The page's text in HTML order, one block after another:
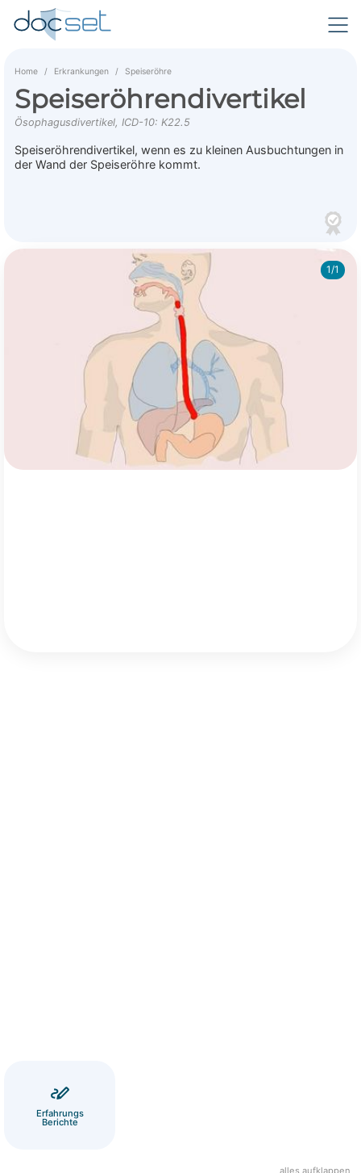
Home Erkrankungen Speiseröhre
Speiseröhrendivertikel
Ösophagusdivertikel, ICD-10: K22.5
Speiseröhrendivertikel, wenn es zu kleinen Ausbuchtungen in
der Wand der Speiseröhre kommt.
1/1
Erfahrungs
Berichte
alles aufklappen